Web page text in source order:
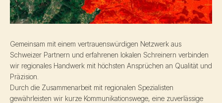
Gemeinsam mit einem vertrauenswürdigen Netzwerk aus
Schweizer Partnern und erfahrenen lokalen Schreinern verbinden
wir regionales Handwerk mit höchsten Ansprüchen an Qualität und
Präzision.
Durch die Zusammenarbeit mit regionalen Spezialisten
gewährleisten wir kurze Kommunikationswege, eine zuverlässige